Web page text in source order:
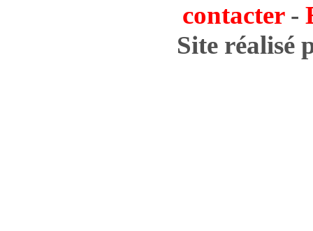
contacter-
Site réalisé